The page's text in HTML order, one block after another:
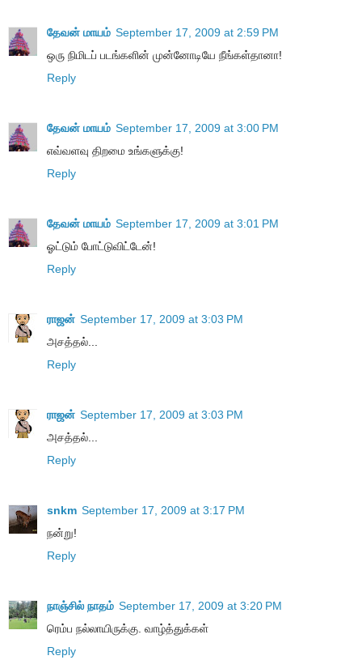
தேவன் மாயம் September 17, 2009 at 2:59 PM
ஒரு நிமிடப் படங்களின் முன்னோடியே நீங்கள்தானா!
Reply
தேவன் மாயம் September 17, 2009 at 3:00 PM
எவ்வளவு திறமை உங்களுக்கு!
Reply
தேவன் மாயம் September 17, 2009 at 3:01 PM
ஓட்டும் போட்டுவிட்டேன்!
Reply
ராஜன் September 17, 2009 at 3:03 PM
அசத்தல்...
Reply
ராஜன் September 17, 2009 at 3:03 PM
அசத்தல்...
Reply
snkm September 17, 2009 at 3:17 PM
நன்று!
Reply
நாஞ்சில் நாதம் September 17, 2009 at 3:20 PM
ரெம்ப நல்லாயிருக்கு. வாழ்த்துக்கள்
Reply